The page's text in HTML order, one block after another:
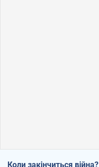
Коли закінчиться війна?